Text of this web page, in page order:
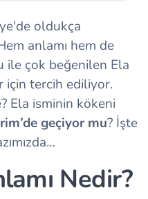
oldukça
anlamı hem de
ile çok beğenilen Ela
için tercih ediliyor.
Ela isminin kökeni
geçiyor mu? İşte
Nedir?